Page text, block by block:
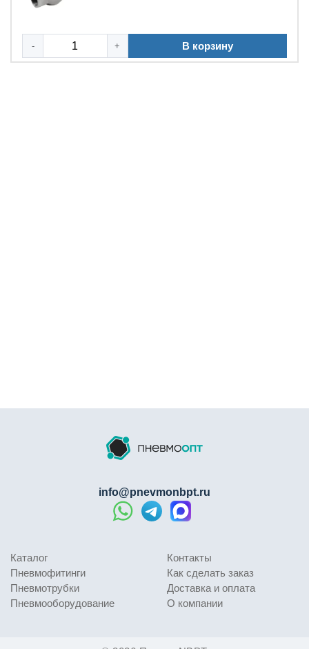
- + В корзину
Каталог
Пневмофитинги
Пневмотрубки
Пневмооборудование
Контакты
Как сделать заказ
Доставка и оплата
О компании
info@pnevmonbpt.ru